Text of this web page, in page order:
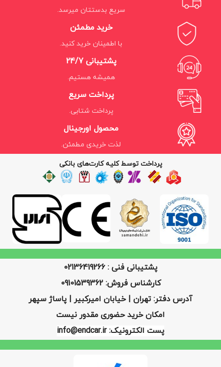
سریع بدستتان میرسد.
خرید مطمئن
با اطمینان خرید کنید.
پشتیبانی 24/7
همیشه هستیم.
پرداخت سریع
پرداخت شتابی.
محصول اورجینال
لذت خریدی مطمئن.
پرداخت توسط کلیه کارت‌های بانکی
پشتیبانی فنی : 02136419266
کارشناس فروش: 09101539362
آدرس دفتر: تهران | خیابان امیرکبیر | پاساژ سپهر
امکان خرید حضوری مقدور نیست
پست الکترونیک: info@endcar.ir